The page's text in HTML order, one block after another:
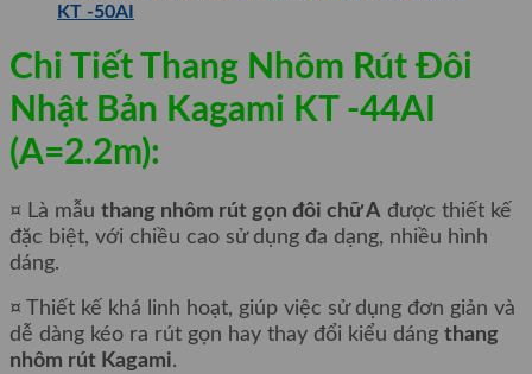
KT -50AI
Chi Tiết Thang Nhôm Rút Đôi
Nhật Bản Kagami KT -44AI
(A=2.2m):
¤ Là mẫu thang nhôm rút gọn đôi chữ A được thiết kế
đặc biệt, với chiều cao sử dụng đa dạng, nhiều hình
dáng.
¤ Thiết kế khá linh hoạt, giúp việc sử dụng đơn giản và
dễ dàng kéo ra rút gọn hay thay đổi kiểu dáng thang
nhôm rút Kagami.